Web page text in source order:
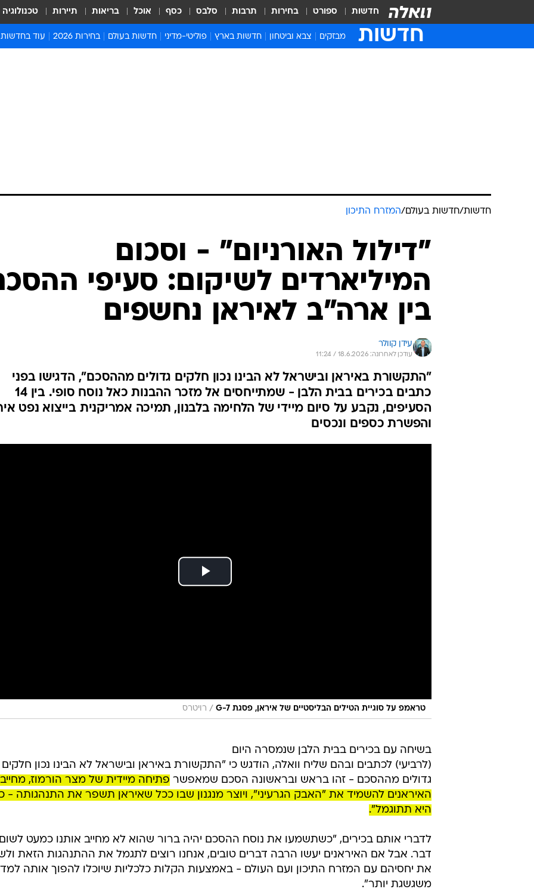
חדשות ספורט בחירות תרבות סלבס כסף אוכל בריאות תיירות טכנולוגיה
חדשות מבזקים צבא וביטחון חדשות בארץ פוליטי-מדיני חדשות בעולם בחירות 2026 עוד בחדשות
המייל האדום
חדשות/חדשות בעולם/המזרח התיכון
"דילול האורניום" - וסכום
המיליארדים לשיקום: סעיפי
בין ארה"ב לאיראן נחשפים
עידן קוולר
עודכן לאחרונה: 18.6.2026 / 11:24
"התקשורת באיראן ובישראל לא הבינו נכון חלקים גדולים מההסכם", הדגישו בפני
כתבים בכירים בבית הלבן - שמתייחסים אל מזכר ההבנות כאל נוסח סופי. בין 14
הסעיפים, נקבע על סיום מיידי של הלחימה בלבנון, תמיכה אמריקנית בייצוא נפט
והפשרת כספים ונכסים
טראמפ על סוגיית הטילים הבליסטיים של איראן, פסגת G-7 / רויטרס
בשיחה עם בכירים בבית הלבן שנמסרה היום
(לרביעי) לכתבים ובהם שליח וואלה, הודגש כי "התקשורת באיראן ובישראל לא הבינו נכון חלקים
גדולים מההסכם - זהו בראש ובראשונה הסכם שמאפשר פתיחה מיידית של מצר הורמוז,
האיראנים להשמיד את "האבק הגרעיני", ויוצר מנגנון שבו ככל שאיראן תשפר את התנהגותה -
היא תתוגמל".
לדברי אותם בכירים, "כשתשמעו את נוסח ההסכם יהיה ברור שהוא לא מחייב אותנו כמעט
דבר. אבל אם האיראנים יעשו הרבה דברים טובים, אנחנו רוצים לתגמל את ההתנהגות הזאת
את יחסיהם עם המזרח התיכון ועם העולם - באמצעות הקלות כלכליות שיוכלו להפוך אותה
משגשגת יותר".